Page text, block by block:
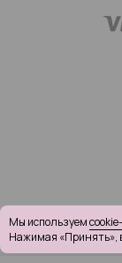
Мы используем
Нажимая «Принять»,